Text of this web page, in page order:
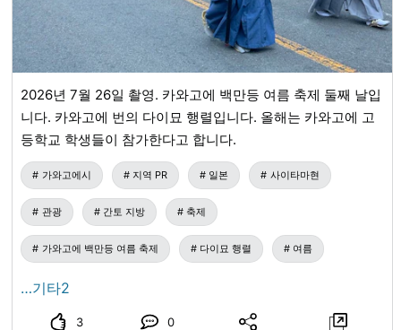
2026년 7월 26일 촬영. 카와고에 백만등 여름 축제 둘째 날입
니다. 카와고에 번의 다이묘 행렬입니다. 올해는 카와고에 고
등학교 학생들이 참가한다고 합니다.
가와고에시 지역 PR 일본 사이타마현
관광 간토 지방 축제
가와고에 백만등 여름 축제 다이묘 행렬 여름
…기타2
3 0